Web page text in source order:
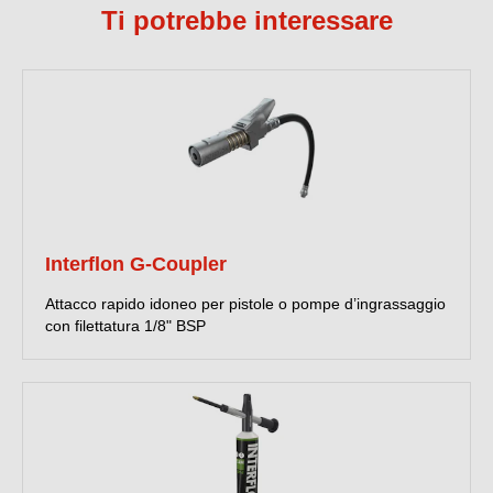
Ti potrebbe interessare
Interflon G-Coupler
Attacco rapido idoneo per pistole o pompe d’ingrassaggio
con filettatura 1/8" BSP